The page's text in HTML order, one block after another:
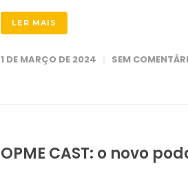
LER MAIS
1 DE MARÇO DE 2024 SEM
OPME CAST: o novo